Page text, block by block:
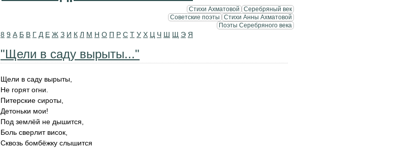
Серебряный век
Стихи Ахматовой
Стихи Анны Ахматовой
Советские поэты
Поэты Серебряного века
8 9 А Б В Г Д Е Ж З И К Л М Н О П Р С Т У Х Ц Ч Ш Щ Э Я
"Щели в саду вырыты..."
Щели в саду вырыты,
Не горят огни.
Питерские сироты,
Детоньки мои!
Под землёй не дышится,
Боль сверлит висок,
Сквозь бомбёжку слышится